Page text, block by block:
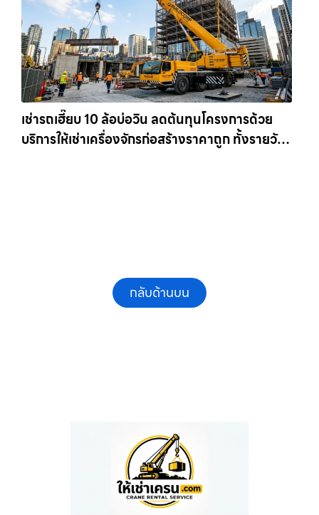
เช่ารถเฮี๊ยบ 10 ล้อบ่อวิน ลดต้นทุนโครงการด้วย
บริการให้เช่าเครื่องจักรก่อสร้างราคาถูก ทั้งรายวัน
กลับด้านบน